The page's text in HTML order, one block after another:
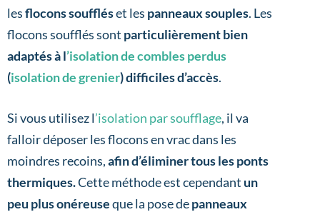
lesflocons souffléset les panneaux souples. Les
flocons soufflés sont particulièrement bien
adaptés à l’isolation de combles perdus
(isolation de grenier) difficiles d’accès.
Si vous utilisez l’isolation par soufflage, il va
falloir déposer les flocons en vrac dans les
moindres recoins,afin d’éliminer tous les ponts
thermiques.Cette méthode est cependant un
peu plus onéreuseque la pose depanneaux